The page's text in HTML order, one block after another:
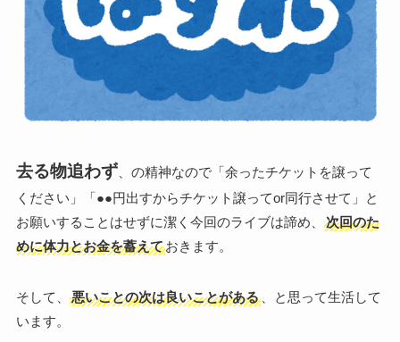
去る物追わず、の精神なので「余ったチケットを譲って
ください」「●●円出すからチケット譲ってor同行させて」と
お願いすることはせずに潔く今回のライブは諦め、
次回のた
めに体力とお金を蓄えておきます。
そして、 悪いことの次は良いことがある、と思って生活して
います。